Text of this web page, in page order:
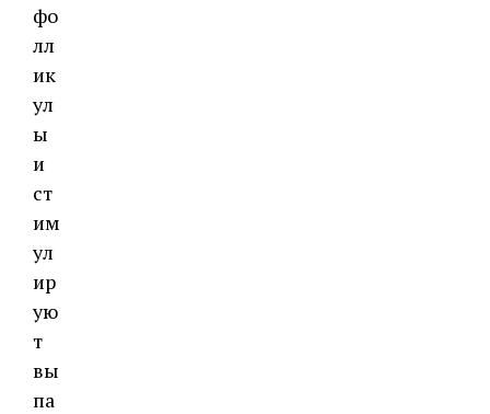
фо
лл
ик
ул
ы
и
ст
им
ул
ир
ую
т
вы
па